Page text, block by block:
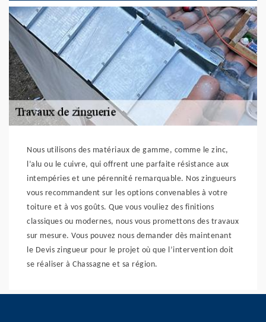
Nous utilisons des matériaux de gamme, comme le zinc,
l’alu ou le cuivre, qui offrent une parfaite résistance aux
intempéries et une pérennité remarquable. Nos zingueurs
vous recommandent sur les options convenables à votre
toiture et à vos goûts. Que vous vouliez des finitions
classiques ou modernes, nous vous promettons des travaux
sur mesure. Vous pouvez nous demander dès maintenant
le Devis zingueur pour le projet où que l’intervention doit
se réaliser à Chassagne et sa région.